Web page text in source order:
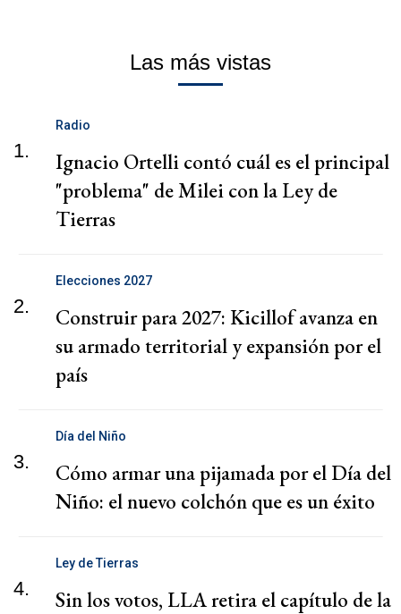
Las más vistas
1.
Radio
Ignacio Ortelli contó cuál es el principal
"problema" de Milei con la Ley de
Tierras
2.
Elecciones 2027
Construir para 2027: Kicillof avanza en
su armado territorial y expansión por el
país
3.
Día del Niño
Cómo armar una pijamada por el Día del
Niño: el nuevo colchón que es un éxito
4.
Ley de Tierras
Sin los votos, LLA retira el capítulo de la